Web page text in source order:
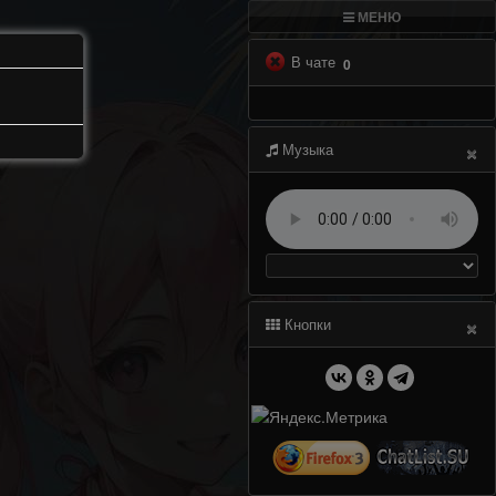
МЕНЮ
В чате 0
Музыка ×
Кнопки ×